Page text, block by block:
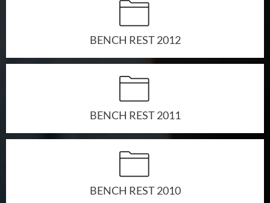
Archivio Corsi
DOWNLOAD
Amministrazione
BENCH REST 2012
BENCH REST 2011
BENCH REST 2010